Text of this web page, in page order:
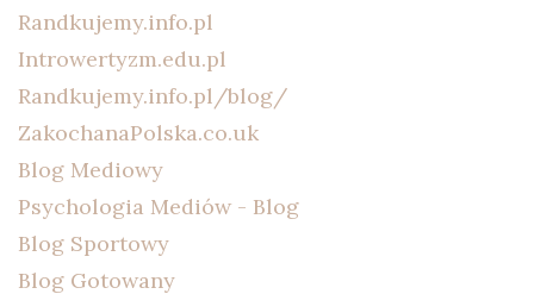
Randkujemy.info.pl
Introwertyzm.edu.pl
Randkujemy.info.pl/blog/
ZakochanaPolska.co.uk
Blog Mediowy
Psychologia Mediów - Blog
Blog Sportowy
Blog Gotowany